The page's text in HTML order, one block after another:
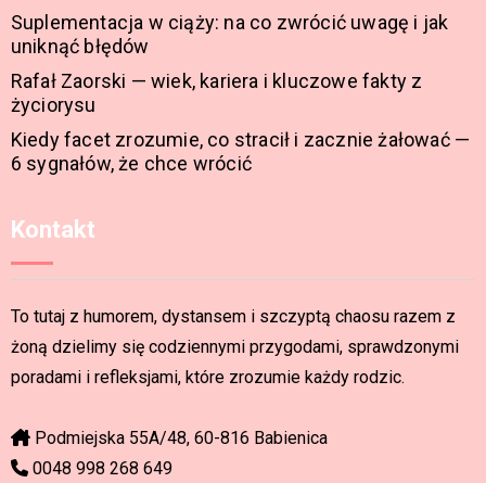
Suplementacja w ciąży: na co zwrócić uwagę i jak
uniknąć błędów
Rafał Zaorski — wiek, kariera i kluczowe fakty z
życiorysu
Kiedy facet zrozumie, co stracił i zacznie żałować —
6 sygnałów, że chce wrócić
Kontakt
To tutaj z humorem, dystansem i szczyptą chaosu razem z
żoną dzielimy się codziennymi przygodami, sprawdzonymi
poradami i refleksjami, które zrozumie każdy rodzic.
Podmiejska 55A/48, 60-816 Babienica
0048 998 268 649